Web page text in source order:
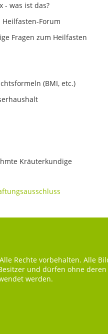
- was ist das?
Heilfasten-Forum
Fragen zum Heilfasten
(BMI, etc.)
Kräuterkundige
Rechte vorbehalten. Alle
und dürfen ohne deren
werden.